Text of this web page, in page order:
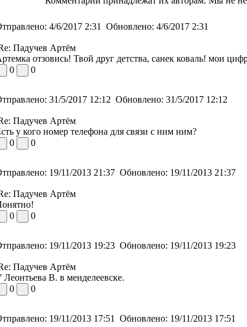
4/6/2017 2:31 Обновлено: 4/6/2017 2:31
Падучев Артём
отзовись! Твой друг детства, санек коваль! мои
0
0
31/5/2017 12:12 Обновлено: 31/5/2017 12:12
Падучев Артём
у кого номер телефона для связи с ним ним?
0
0
19/11/2013 21:37 Обновлено: 19/11/2013 21:37
Падучев Артём
0
0
19/11/2013 19:23 Обновлено: 19/11/2013 19:23
Падучев Артём
Леонтьева В. в менделеевске.
0
0
19/11/2013 17:51 Обновлено: 19/11/2013 17:51